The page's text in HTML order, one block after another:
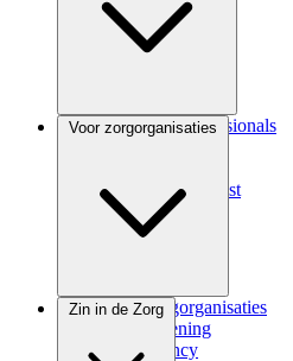
Voor zorgprofessionals
Medisch specialist
Voor zorgorganisaties
Voor zorgorganisaties
Zorgverlening
Consultancy
Zin in de Zorg